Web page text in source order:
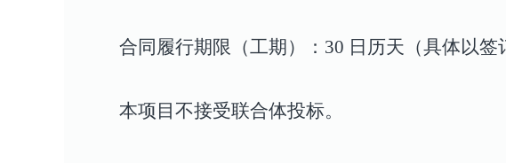
合同履行期限（工期）：30 日历天（具体以签
本项目不接受联合体投标。